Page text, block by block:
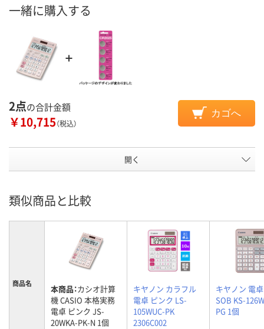
一緒に購入する
2点の合計金額
￥10,715（税込）
カゴへ
開く
類似商品と比較
商品名 本商品：カシオ計算
機 CASIO 本格実務
電卓 ピンク JS-
20WKA-PK-N 1個
キヤノン カラフル
電卓 ピンク LS-
105WUC-PK
2306C002
キヤノン 電
SOB KS-
PG 1個